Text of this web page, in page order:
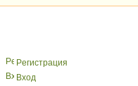
Peгиcтрaция
Вхoд